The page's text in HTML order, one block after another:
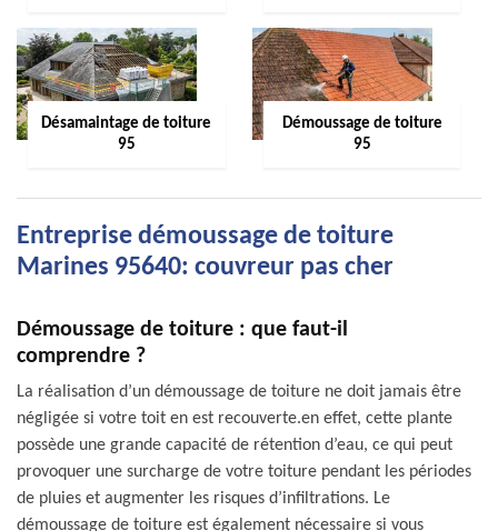
Désamaintage de toiture
95
Démoussage de toiture
95
Entreprise démoussage de toiture
Marines 95640: couvreur pas cher
Démoussage de toiture : que faut-il
comprendre ?
La réalisation d’un démoussage de toiture ne doit jamais être
négligée si votre toit en est recouverte.en effet, cette plante
possède une grande capacité de rétention d’eau, ce qui peut
provoquer une surcharge de votre toiture pendant les périodes
de pluies et augmenter les risques d’infiltrations. Le
démoussage de toiture est également nécessaire si vous